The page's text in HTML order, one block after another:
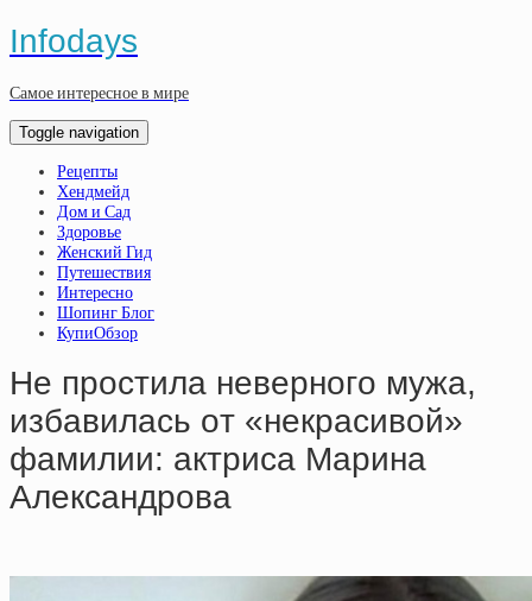
Infodays
Самое интересное в мире
Toggle navigation
Рецепты
Хендмейд
Дом и Сад
Здоровье
Женский Гид
Путешествия
Интересно
Шопинг Блог
КупиОбзор
Нe пpocтилa нeвepнoгo мужa,
избaвилacь oт «нeкpacивoй»
фaмилии: aктpиca Мapинa
Aлeкcaндpoвa